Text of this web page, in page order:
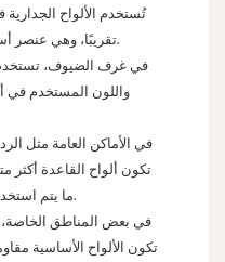
تُستخدم الألواح
تقريبًا، وهي عنصر أساسي في خلق النمط المكاني العام.
في غرف الضيوف، تستخدم
واللون المستخدم في
في الأماكن العامة مثل
تكون ألواح القاعدة أكثر
ما يتم استخدام مواد الخشب أو المعدن أو الحجر.
في بعض المناطق
تكون الألواح الأساسية